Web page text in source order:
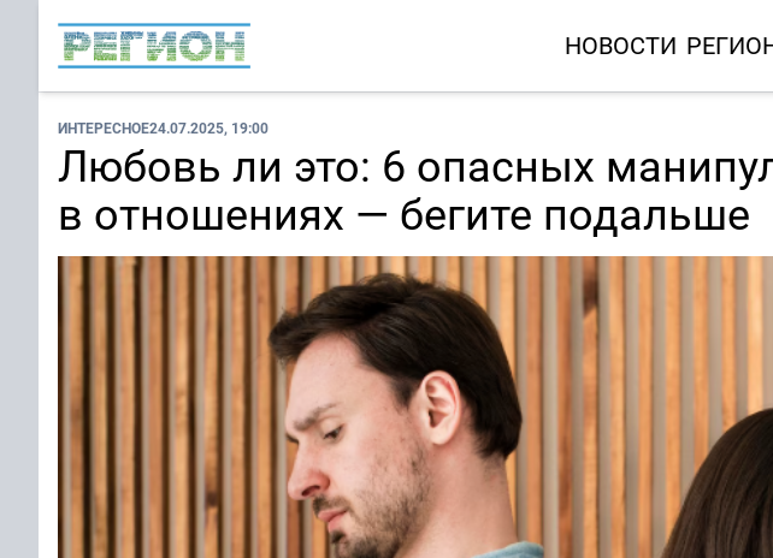
НОВОСТИ
ИНТЕРЕСНОЕ24.07.2025, 19:00
Любовь ли это: 6 опасных
в отношениях — бегите подальше